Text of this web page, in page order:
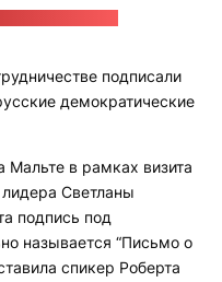
подписали
демократические
в рамках визита
лидера Светланы
подпись под
называется “Письмо о
спикер Роберта